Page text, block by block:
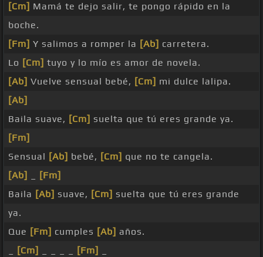
[Cm] Mamá te dejo salir, te pongo rápido en la
boche.
[Fm] Y salimos a romper la [Ab] carretera.
Lo [Cm] tuyo y lo mío es amor de novela.
[Ab] Vuelve sensual bebé, [Cm] mi dulce lalipa.
[Ab]
Baila suave, [Cm] suelta que tú eres grande ya.
[Fm]
Sensual [Ab] bebé, [Cm] que no te cangela.
[Ab]
[Fm]
Baila [Ab] suave, [Cm] suelta que tú eres grande
ya.
Que [Fm] cumples [Ab] años.
[Cm] [Fm]